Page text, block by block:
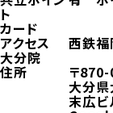
ト
カード
アクセス 西鉄福
大分院
住所 〒
大分
末広ビ